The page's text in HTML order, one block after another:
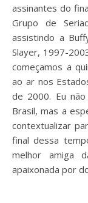
assinantes do
Grupo de
assistindo a
Slayer, 1997-
começamos a
ao ar nos
de 2000. Eu
Brasil, mas a
contextualizar
final dessa
melhor amiga
apaixonada por